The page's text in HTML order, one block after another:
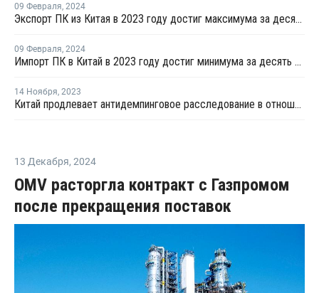
09 Февраля, 2024
Экспорт ПК из Китая в 2023 году достиг максимума за десять лет
09 Февраля, 2024
Импорт ПК в Китай в 2023 году достиг минимума за десять лет
14 Ноября, 2023
Китай продлевает антидемпинговое расследование в отношении импорта ПК из Тайваня
13 Декабря, 2024
OMV расторгла контракт с Газпромом
после прекращения поставок